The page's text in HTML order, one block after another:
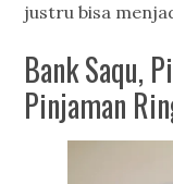
justru bisa
Bank Saqu,
Pinjaman